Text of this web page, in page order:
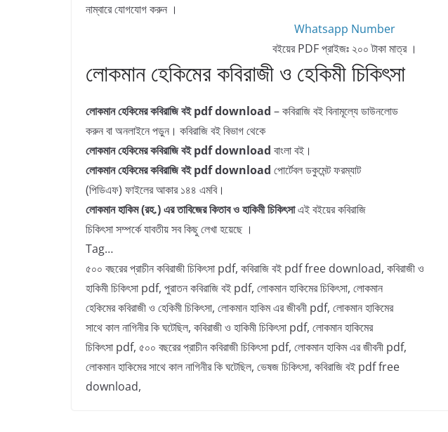
নাম্বারে যোগযোগ করুন ।
Whatsapp Number
বইয়ের PDF প্রাইজঃ ২০০ টাকা মাত্র ।
লোকমান হেকিমের কবিরাজী ও হেকিমী চিকিৎসা
লোকমান হেকিমের কবিরাজি বই pdf download – কবিরাজি বই বিনামূল্যে ডাউনলোড
করুন বা অনলাইনে পড়ুন। কবিরাজি বই বিভাগ থেকে
লোকমান হেকিমের কবিরাজি বই pdf download বাংলা বই।
লোকমান হেকিমের কবিরাজি বই pdf download পোর্টেবল ডকুমেন্ট ফরম্যাট
(পিডিএফ) ফাইলের আকার ১৪৪ এমবি।
লোকমান হাকিম (রহ.) এর তাবিজের কিতাব ও হাকিমী চিকিৎসাএই বইয়ের কবিরাজি
চিকিৎসা সম্পর্কে যাবতীয় সব কিছু লেখা হয়েছে ।
Tag…
৫০০ বছরের প্রাচীন কবিরাজী চিকিৎসা pdf, কবিরাজি বই pdf free download, কবিরাজী ও
হাকিমী চিকিৎসা pdf, পুরাতন কবিরাজি বই pdf, লোকমান হাকিমের চিকিৎসা, লোকমান
হেকিমের কবিরাজী ও হেকিমী চিকিৎসা, লোকমান হাকিম এর জীবনী pdf, লোকমান হাকিমের
সাথে কাল নাগিনীর কি ঘটেছিল, কবিরাজী ও হাকিমী চিকিৎসা pdf, লোকমান হাকিমের
চিকিৎসা pdf, ৫০০ বছরের প্রাচীন কবিরাজী চিকিৎসা pdf, লোকমান হাকিম এর জীবনী pdf,
লোকমান হাকিমের সাথে কাল নাগিনীর কি ঘটেছিল, ভেষজ চিকিৎসা, কবিরাজি বই pdf free
download,